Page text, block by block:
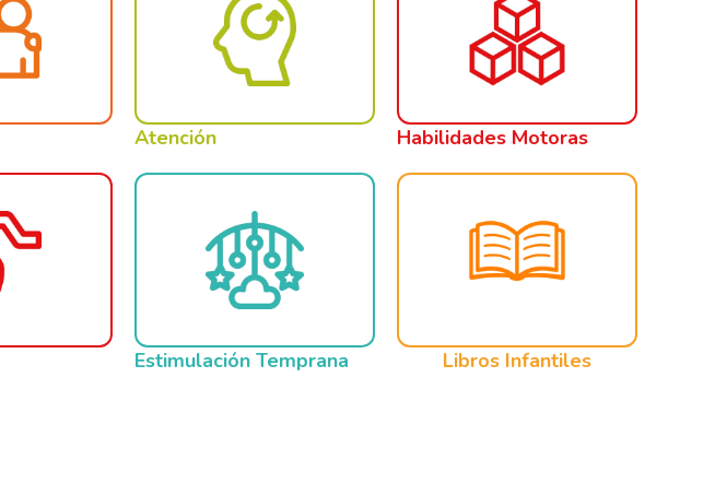
Atención Habilidades Motoras
Estimulación Temprana Libros Infantiles